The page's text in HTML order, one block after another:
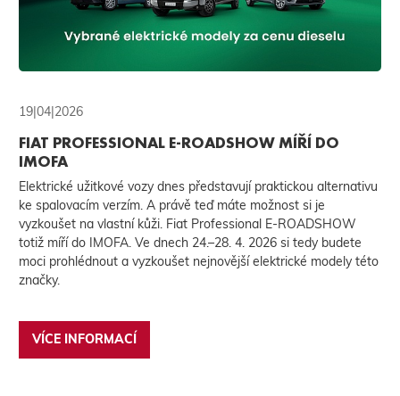
19|04|2026
FIAT PROFESSIONAL E-ROADSHOW MÍŘÍ DO
IMOFA
Elektrické užitkové vozy dnes představují praktickou alternativu
ke spalovacím verzím. A právě teď máte možnost si je
vyzkoušet na vlastní kůži. Fiat Professional E-ROADSHOW
totiž míří do IMOFA. Ve dnech 24.–28. 4. 2026 si tedy budete
moci prohlédnout a vyzkoušet nejnovější elektrické modely této
značky.
VÍCE INFORMACÍ